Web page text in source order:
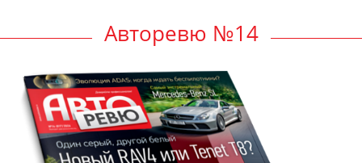
Авторевю №14